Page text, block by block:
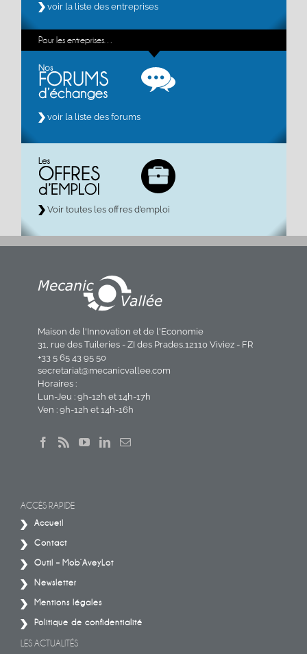
voir la liste des entreprises
Pour les entreprises…
voir la liste des forums
Voir toutes les offres d’emploi
Maison de l'Innovation et de l'Economie
31, rue des Tuileries - ZI des Prades,12110 Viviez - FR
+33 5 65 43 95 50
secretariat@mecanicvallee.com
Horaires :
Lun-Jeu : 9h-12h et 14h-17h
Ven : 9h-12h et 14h-16h
ACCÈS RAPIDE
Accueil
Contact
Outil – Mob’AveyLot
Newsletter
Mentions légales
Politique de confidentialité
LES ACTUALITÉS